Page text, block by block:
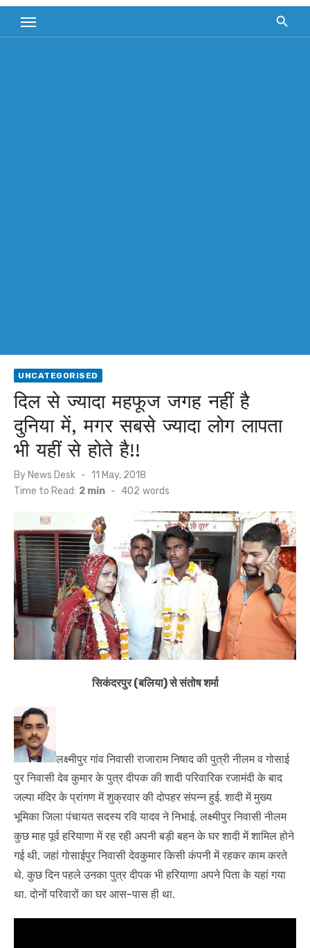
UNCATEGORISED
दिल से ज्यादा महफूज जगह नहीं है
दुनिया में, मगर सबसे ज्यादा लोग लापता
भी यहीं से होते है!!
ByNews Desk
Posted
on
11 May, 2018
Time to Read: 2 min - 402 words
सिकंदरपुर (बलिया) से संतोष शर्मा
लक्ष्मीपुर गांव निवासी राजाराम निषाद की पुत्री नीलम व गोसाई
पुर निवासी देव कुमार के पुत्र दीपक की शादी परिवारिक रजामंदी के बाद
जल्पा मंदिर के प्रांगण में शुक्रवार की दोपहर संपन्न हुई. शादी में मुख्य
भूमिका जिला पंचायत सदस्य रवि यादव ने निभाई. लक्ष्मीपुर निवासी नीलम
कुछ माह पूर्व हरियाणा में रह रही अपनी बड़ी बहन के घर शादी में शामिल होने
गई थी, जहां गोसाईपुर निवासी देवकुमार किसी कंपनी में रहकर काम करते
थे. कुछ दिन पहले उनका पुत्र दीपक भी हरियाणा अपने पिता के यहां गया
था. दोनों परिवारों का घर आस-पास ही था.